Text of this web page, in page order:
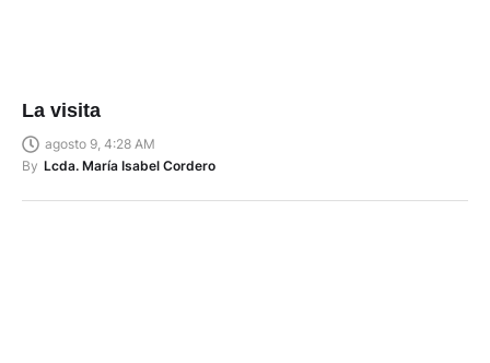
La visita
agosto 9, 4:28 AM
By Lcda. María Isabel Cordero